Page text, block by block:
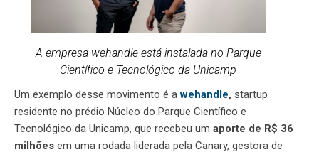
A empresa wehandle está instalada no Parque
Científico e Tecnológico da Unicamp
Um exemplo desse movimento é awehandle, startup
residente no prédio Núcleo do Parque Científico e
Tecnológico da Unicamp, que recebeu um aporte de R$ 36
milhões em uma rodada liderada pela Canary, gestora de